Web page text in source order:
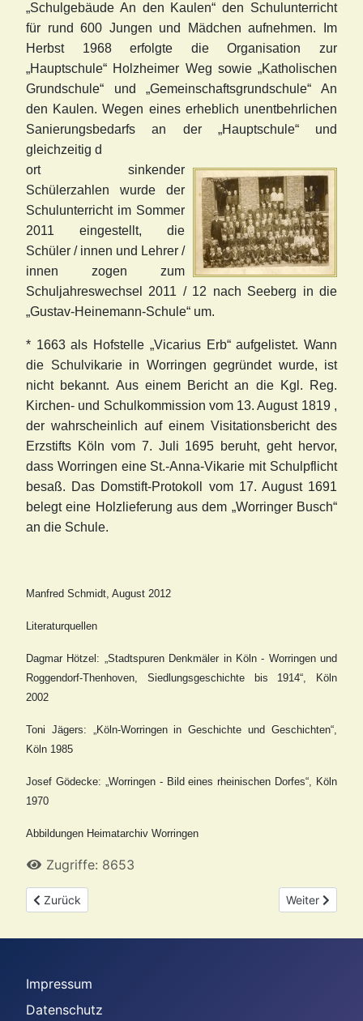
„Schulgebäude An den Kaulen“ den Schulunterricht
für rund 600 Jungen und Mädchen aufnehmen. Im
Herbst 1968 erfolgte die Organisation zur
„Hauptschule“ Holzheimer Weg sowie „Katholischen
Grundschule“ und „Gemeinschaftsgrundschule“ An
den Kaulen. Wegen eines erheblich unentbehrlichen
Sanierungsbedarfs an der „Hauptschule“ und
gleichzeitig d
ort sinkender
Schülerzahlen wurde der
Schulunterricht im Sommer
2011 eingestellt, die
Schüler / innen und Lehrer /
innen zogen zum
Schuljahreswechsel 2011 / 12 nach Seeberg in die
„Gustav-Heinemann-Schule“ um.
* 1663 als Hofstelle „Vicarius Erb“ aufgelistet. Wann
die Schulvikarie in Worringen gegründet wurde, ist
nicht bekannt. Aus einem Bericht an die Kgl. Reg.
Kirchen- und Schulkommission vom 13. August 1819 ,
der wahrscheinlich auf einem Visitationsbericht des
Erzstifts Köln vom 7. Juli 1695 beruht, geht hervor,
dass Worringen eine St.-Anna-Vikarie mit Schulpflicht
besaß. Das Domstift-Protokoll vom 17. August 1691
belegt eine Holzlieferung aus dem „Worringer Busch“
an die Schule.
Manfred Schmidt, August 2012
Literaturquellen
Dagmar Hötzel: „Stadtspuren Denkmäler in Köln - Worringen und
Roggendorf-Thenhoven, Siedlungsgeschichte bis 1914“, Köln
2002
Toni Jägers: „Köln-Worringen in Geschichte und Geschichten“,
Köln 1985
Josef Gödecke: „Worringen - Bild eines rheinischen Dorfes“, Köln
1970
Abbildungen Heimatarchiv Worringen
Zugriffe: 8653
Vorheriger Beitrag: Worringen im 18. Jahrhundert bis zur
Zurück Nächster
Weiter
Impressum
Datenschutz